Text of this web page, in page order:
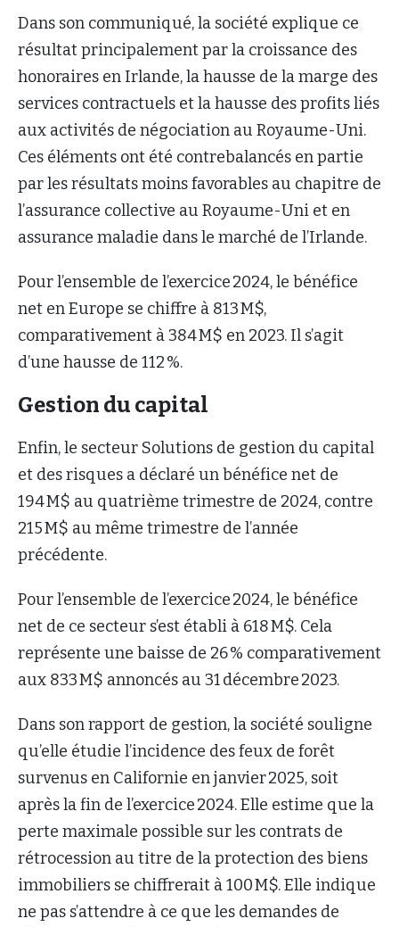
Dans son communiqué, la société explique ce
résultat principalement par la croissance des
honoraires en Irlande, la hausse de la marge des
services contractuels et la hausse des profits liés
aux activités de négociation au Royaume-Uni.
Ces éléments ont été contrebalancés en partie
par les résultats moins favorables au chapitre de
l’assurance collective au Royaume-Uni et en
assurance maladie dans le marché de l’Irlande.
Pour l’ensemble de l’exercice 2024, le bénéfice
net en Europe se chiffre à 813 M$,
comparativement à 384 M$ en 2023. Il s’agit
d’une hausse de 112 %.
Gestion du capital
Enfin, le secteur Solutions de gestion du capital
et des risques a déclaré un bénéfice net de
194 M$ au quatrième trimestre de 2024, contre
215 M$ au même trimestre de l’année
précédente.
Pour l’ensemble de l’exercice 2024, le bénéfice
net de ce secteur s’est établi à 618 M$. Cela
représente une baisse de 26 % comparativement
aux 833 M$ annoncés au 31 décembre 2023.
Dans son rapport de gestion, la société souligne
qu’elle étudie l’incidence des feux de forêt
survenus en Californie en janvier 2025, soit
après la fin de l’exercice 2024. Elle estime que la
perte maximale possible sur les contrats de
rétrocession au titre de la protection des biens
immobiliers se chiffrerait à 100 M$. Elle indique
ne pas s’attendre à ce que les demandes de